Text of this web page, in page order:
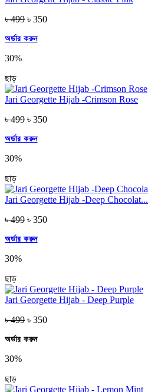
৳ 499 ৳ 350
অর্ডার করুন
30%
ছাড়
Jari Georgette Hijab -Crimson Rose
৳ 499 ৳ 350
অর্ডার করুন
30%
ছাড়
Jari Georgette Hijab -Deep Chocolat...
৳ 499 ৳ 350
অর্ডার করুন
30%
ছাড়
Jari Georgette Hijab - Deep Purple
৳ 499 ৳ 350
অর্ডার করুন
30%
ছাড়